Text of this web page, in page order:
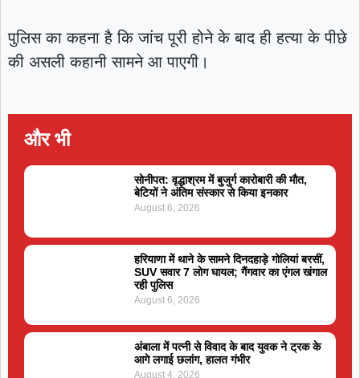
पुलिस का कहना है कि जांच पूरी होने के बाद ही हत्या के पीछे
की असली कहानी सामने आ पाएगी।
और भी
सोनीपत: वृद्धाश्रम में बुजुर्ग कारोबारी की मौत,
बेटियों ने अंतिम संस्कार से किया इनकार
August 6, 2026
हरियाणा में थाने के सामने दिनदहाड़े गोलियां बरसीं,
SUV सवार 7 लोग घायल; गैंगवार का एंगल खंगाल
रही पुलिस
August 6, 2026
अंबाला में पत्नी से विवाद के बाद युवक ने ट्रक के
आगे लगाई छलांग, हालत गंभीर
August 4, 2026